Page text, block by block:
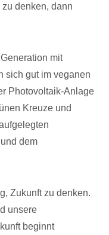
denken, dann
mit
sich gut im veganen
Photovoltaik-Anlage
Kreuze und
dem
Zukunft zu denken.
unsere
beginnt